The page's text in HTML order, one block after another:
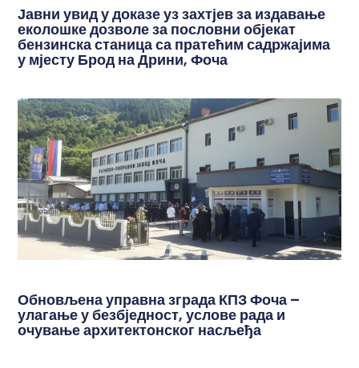
Јавни увид у доказе уз захтјев за издавање
еколошке дозволе за пословни објекат
бензинска станица са пратећим садржајима
у мјесту Брод на Дрини, Фоча
Обновљена управна зграда КПЗ Фоча –
улагање у безбједност, услове рада и
очување архитектонског насљеђа